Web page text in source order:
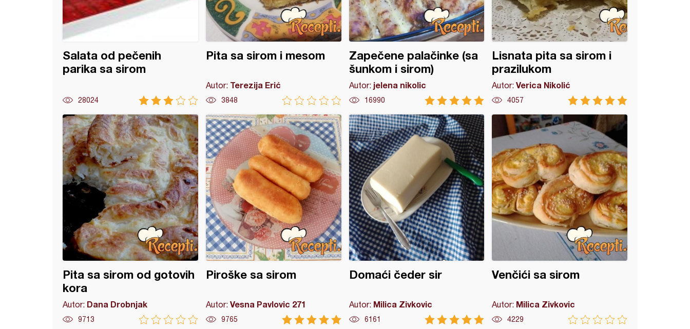
Salata od pečenih
parika sa sirom
28024
Pita sa sirom i mesom
Autor: Terezija Erić
3848
Zapečene palačinke (sa
šunkom i sirom)
Autor: jelena nikolic
16990
Lisnata pita sa sirom i
prazilukom
Autor:Verica Nikolić
4057
Pita sa sirom od gotovih
kora
Autor: Dana Drobnjak
9713
Piroške sa sirom
Autor: Vesna Pavlovic 271
9765
Domaći čeder sir
Autor: Milica Zivkovic
6161
Venčići sa sirom
Autor: Milica Zivkovic
4229